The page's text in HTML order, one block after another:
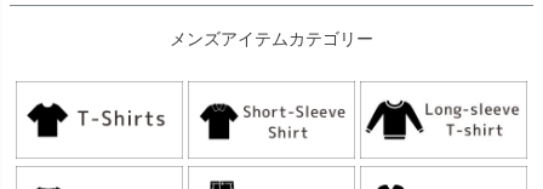
メンズアイテムカテゴリー